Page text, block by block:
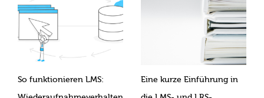
So funktionieren LMS:
Eine kurze Einführung in